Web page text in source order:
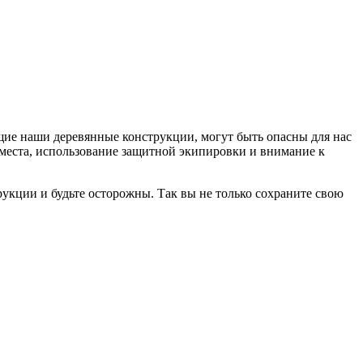
наши деревянные конструкции, могут быть опасны для нас
использование защитной экипировки и внимание к
и будьте осторожны. Так вы не только сохраните свою